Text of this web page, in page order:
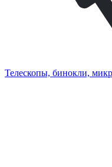
Телескопы, бинокли,